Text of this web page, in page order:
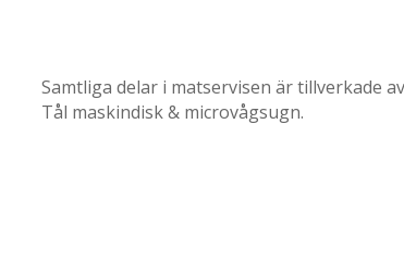
Samtliga delar i matservisen är tillverkade
Tål maskindisk & microvågsugn.